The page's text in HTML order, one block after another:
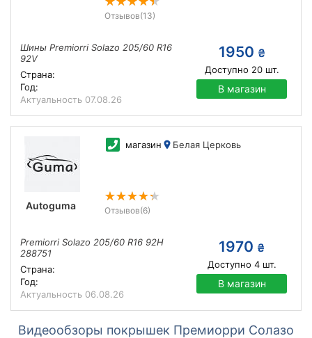
Отзывов(13)
Шины Premiorri Solazo 205/60 R16
92V
Страна:
Год:
Актуальность 07.08.26
1950 ₴
Доступно 20шт.
В магазин
Autoguma
магазин Белая Церковь
Отзывов(6)
Premiorri Solazo 205/60 R16 92H
288751
Страна:
Год:
Актуальность 06.08.26
1970 ₴
Доступно 4шт.
В магазин
Видеообзоры покрышек Премиорри Солазо